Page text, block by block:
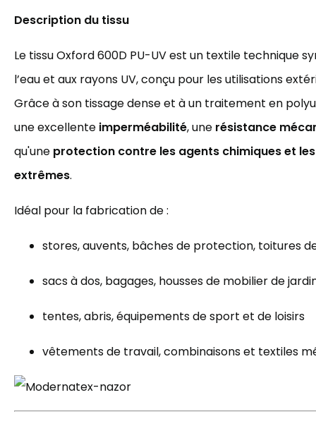
Description du tissu
Le tissu Oxford 600D PU-UV est un textile technique
l’eau et aux rayons UV, conçu pour les utilisations
Grâce à son tissage dense et à un traitement en
une excellente imperméabilité, une résistance
qu'une protection contre les agents chimiques et
extrêmes.
Idéal pour la fabrication de :
stores, auvents, bâches de protection, toitures
sacs à dos, bagages, housses de mobilier de
tentes, abris, équipements de sport et de loisirs
vêtements de travail, combinaisons et textiles